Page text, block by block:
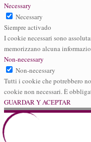
Necessary
Necessary
Siempre activado
I cookie necessari sono
memorizzano alcuna
Non-necessary
Non-necessary
Tutti i cookie che potrebbero
cookie non necessari. È
GUARDAR Y ACEPTAR